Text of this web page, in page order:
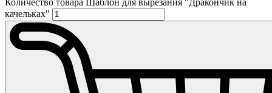
Количество товара Шаблон для вырезания "Дракончик на
качельках"